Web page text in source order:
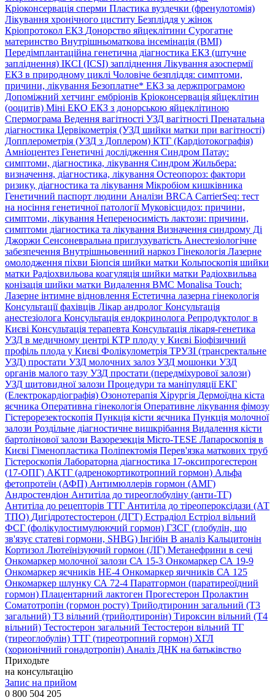
Кріоконсервація сперми Пластика вуздечки (френулотомія)
Лікування хронічного циститу Безпліддя у жінок
Кріопротокол ЕКЗ Донорство яйцеклітини Сурогатне
материнство Внутрішньоматкова інсемінація (ВМІ)
Передімплантаційна генетична діагностика ЕКЗ (штучне
запліднення) ІКСІ (ICSI) запліднення Лікування азоспермії
ЕКЗ в природному циклі Чоловіче безпліддя: симптоми,
причини, лікування Безоплатне* ЕКЗ за держпрограмою
Допоміжний хетчинг ембріонів Кріоконсервація яйцеклітин
(ооцитів) Міні ЕКО ЕКЗ з донорською яйцеклітиною
Спермограма Ведення вагітності УЗД вагітності Пренатальна
діагностика Цервікометрія (УЗД шийки матки при вагітності)
Допплерометрія (УЗД з Доплером) КТГ (Кардіотокографія)
Амніоцентез Генетичні дослідження Синдром Патау:
симптоми, дiагностика, лiкування Синдром Жильбера:
визначення, діагностика, лікування Остеопороз: фактори
ризику, діагностика та лікування Мікробіом кишківника
Генетичний паспорт людини Аналізи BRCA CarrierSeq: тест
на носіння генетичної патологіїМуковісцидоз: причини,
симптоми, лікування Непереносимість лактози: причини,
симптоми діагностика та лікування Визначення синдрому Ді
Джоржи Сенсоневральна приглухуватість Анестезіологічне
забезпечення Внутрішньовенний наркоз Гінекологія Лазерне
омолодження піхви Біопсія шийки матки Кольпоскопія шийки
матки Радіохвильова коагуляція шийки матки Радіохвильва
конізація шийки матки Видалення ВМС Monalisa Touch:
Лазерне інтимне відновлення Естетична лазерна гінекологія
Консультації фахівців Лікар андролог Консультація
анестезіолога Консультація ендокринолога Репродуктолог в
Києві Консультація терапевта Консультація лікаря-генетика
УЗД в медичному центрі КТР плоду у Києві Біофізичний
профіль плода у Києві Фолікулометрія ТРУЗІ (трансректальне
УЗД) простати УЗД молочних залоз УЗД мошонки УЗД
органів малого тазу УЗД простати (передміхурової залози)
УЗД щитовидної залози Процедури та маніпуляціїЕКГ
(Електрокардіографія) Озонотерапія Хірургія Дермоїдна кіста
яєчника Оперативна гінекологія Оперативне лікування фімозу
Гістерорезектоскопія Пункція кісти яєчника Пункція молочної
залози Роздільне діагностичне вишкрібання Видалення кісти
бартолінової залози Вазорезекція Micro-TESE Лапароскопія в
Києві Гіменопластика Поліпектомія Перев'язка маткових труб
Гістероскопія Лабораторна діагностика 17-оксипрогестерон
(17-ОПГ) АКТГ (адренокортикотропний гормон) Альфа
фетопротеїн (АФП) Антимюллерів гормон (АМГ)
Андростендіон Антитіла до тиреоглобуліну (анти-ТГ)
Антитіла до рецепторів ТТГ Антитіла до тіреопероксідази (АТ
ТПО) Дигідротестостерон (ДГТ) Естрадіол Естріол вільний
ФСГ (фолікулостимулюючий гормон) ГЗСГ (глобулін, що
зв'язує статеві гормони, SHBG) Інгібін B аналіз Кальцитонін
Кортизол Лютеїнізуючий гормон (ЛГ) Метанефрини в сечі
Онкомаркер молочної залози СА 15-3 Онкомаркер СА 19-9
Онкомаркер яєчників НЕ-4 Онкомаркер яичників СА 125
Онкомаркер шлунку СА 72-4 Паратгормон (паратиреоїдний
гормон) Плацентарний лактоген Прогестерон Пролактин
Соматотропін (гормон росту) Трийодтиронин загальний (Т3
загальний) Т3 вільний (трийодтиронін) Тироксин вільний (Т4
вільний) Тестостерон загальний Тестостерон вільний ТГ
(тиреоглобулін) ТТГ (тиреотропний гормон) ХГЛ
(хорионічний гонадотропін) Аналіз ДНК на батьківство
Приходьте
на консультацію
Запис на прийом
0 800 504 205